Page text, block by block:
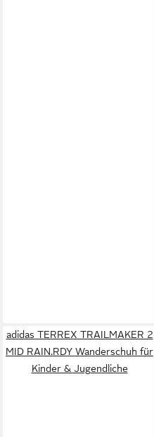
adidas TERREX TRAILMAKER 2
MID RAIN.RDY Wanderschuh für
Kinder & Jugendliche